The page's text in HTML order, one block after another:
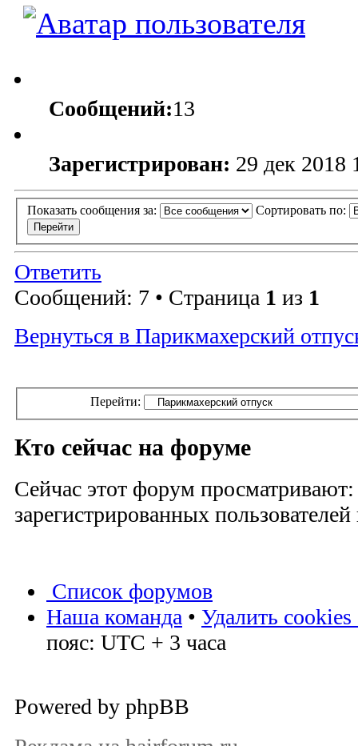
Сообщений:13
Зарегистрирован: 29 дек 2018
Показать сообщения за: Сортировать по:
Ответить
Сообщений: 7 • Страница 1 из 1
Вернуться в Парикмахерский
Перейти:
Кто сейчас на форуме
Сейчас этот форум просматривают:
зарегистрированных
Список форумов
Наша команда • Удалить
пояс: UTC + 3 часа
Powered by phpBB